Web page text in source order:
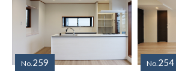
No.259 No.254